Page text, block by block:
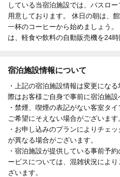
している当宿泊施設では、バスロ
用意しております。 休日の朝は、
一杯のコーヒーから始めましょう
は、軽食や飲料の自動販売機を24時
宿泊施設情報について
・上記の宿泊施設情報は変更にな
際はお客様ご自身で事前に宿泊施設
・禁煙、喫煙の表記がない客室タ
ご希望にそえない場合がございます
・お申し込みのプランによりチェ
が異なる場合がございます。
・宿泊施設が提供している事前予
ービスについては、混雑状況によ
ざいます。